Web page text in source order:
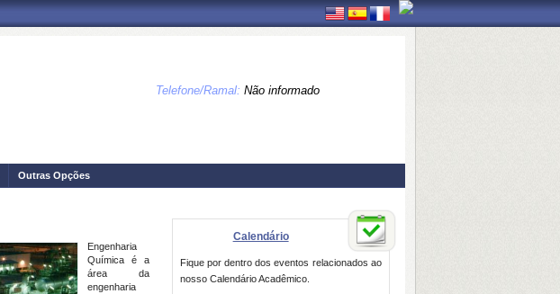
Telefone/Ramal: Não informado
Outras Opções
Engenharia
Química é a
área da
engenharia
Calendário
Fique por dentro dos eventos relacionados ao
nosso Calendário Acadêmico.